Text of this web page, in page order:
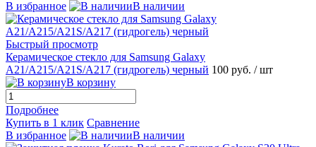
В избранное
В наличии
Быстрый просмотр
Керамическое стекло для Samsung Galaxy
A21/A215/A21S/A217 (гидрогель) черный 100 руб. / шт
В корзину
Подробнее
Купить в 1 клик Сравнение
В избранное
В наличии